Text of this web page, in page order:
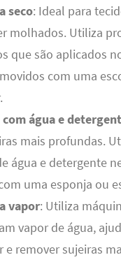
seco: Ideal para
molhados. Utiliza
que são aplicados
com uma
com água e
mais profundas.
água e detergente
uma esponja ou
vapor: Utiliza
vapor de água,
e remover sujeiras